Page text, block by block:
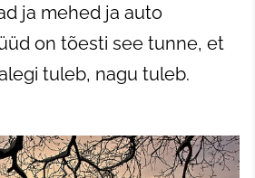
ja mehed ja auto
on tõesti see tunne, et
tuleb, nagu tuleb.